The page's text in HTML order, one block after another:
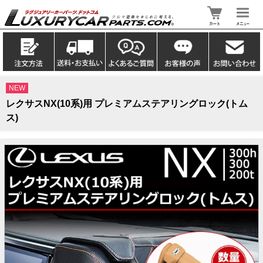
NEW
レクサスNX(10系)用 プレミアムステアリングロック(トム
ス)